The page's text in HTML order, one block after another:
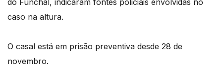
do Funchal, indicaram fontes policiais envolvidas no
caso na altura.
O casal está em prisão preventiva desde 28 de
novembro.